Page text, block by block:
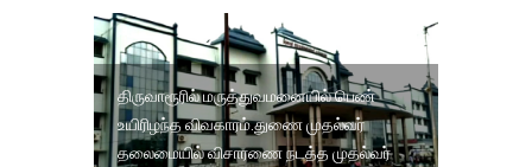
திருவாரூரில் மருத்துவமனையில் பெண்
உயிரிழந்த விவகாரம்.துணை முதல்வர்
தலைமையில் விசாரணை நடத்த முதல்வர்